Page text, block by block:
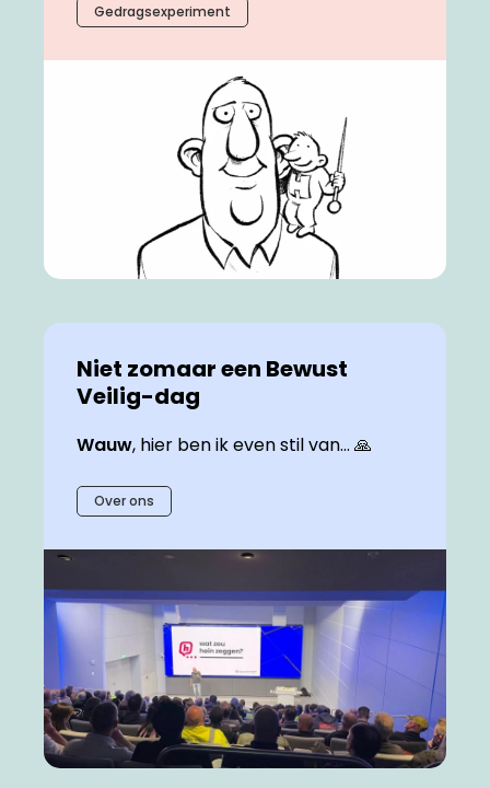
Blijf op de hoogte
Gedragsexperiment
Niet zomaar een Bewust
Veilig-dag
Wauw, hier ben ik even stil van... 🙏
Over ons